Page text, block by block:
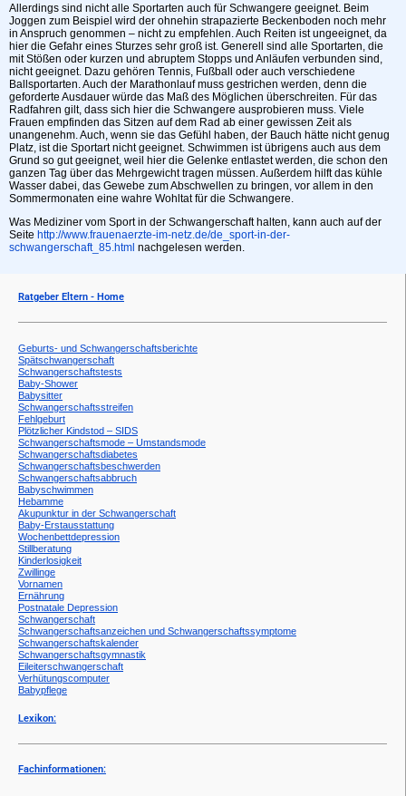
Ratgeber Eltern - Home
Geburts- und Schwangerschaftsberichte
Spätschwangerschaft
Schwangerschaftstests
Baby-Shower
Babysitter
Schwangerschaftsstreifen
Fehlgeburt
Plötzlicher Kindstod – SIDS
Schwangerschaftsmode – Umstandsmode
Schwangerschaftsdiabetes
Schwangerschaftsbeschwerden
Schwangerschaftsabbruch
Babyschwimmen
Hebamme
Akupunktur in der Schwangerschaft
Baby-Erstausstattung
Wochenbettdepression
Stillberatung
Kinderlosigkeit
Zwillinge
Vornamen
Ernährung
Postnatale Depression
Schwangerschaft
Schwangerschaftsanzeichen und Schwangerschaftssymptome
Schwangerschaftskalender
Schwangerschaftsgymnastik
Eileiterschwangerschaft
Verhütungscomputer
Babypflege
Lexikon:
Fachinformationen:
Allerdings sind nicht alle Sportarten auch für Schwangere geeignet. Beim
Joggen zum Beispiel wird der ohnehin strapazierte Beckenboden noch mehr
in Anspruch genommen – nicht zu empfehlen. Auch Reiten ist ungeeignet, da
hier die Gefahr eines Sturzes sehr groß ist. Generell sind alle Sportarten, die
mit Stößen oder kurzen und abruptem Stopps und Anläufen verbunden sind,
nicht geeignet. Dazu gehören Tennis, Fußball oder auch verschiedene
Ballsportarten. Auch der Marathonlauf muss gestrichen werden, denn die
geforderte Ausdauer würde das Maß des Möglichen überschreiten. Für das
Radfahren gilt, dass sich hier die Schwangere ausprobieren muss. Viele
Frauen empfinden das Sitzen auf dem Rad ab einer gewissen Zeit als
unangenehm. Auch, wenn sie das Gefühl haben, der Bauch hätte nicht genug
Platz, ist die Sportart nicht geeignet. Schwimmen ist übrigens auch aus dem
Grund so gut geeignet, weil hier die Gelenke entlastet werden, die schon den
ganzen Tag über das Mehrgewicht tragen müssen. Außerdem hilft das kühle
Wasser dabei, das Gewebe zum Abschwellen zu bringen, vor allem in den
Sommermonaten eine wahre Wohltat für die Schwangere.
Was Mediziner vom Sport in der Schwangerschaft halten, kann auch auf der
Seite http://www.frauenaerzte-im-netz.de/de_sport-in-der-
schwangerschaft_85.html nachgelesen werden.